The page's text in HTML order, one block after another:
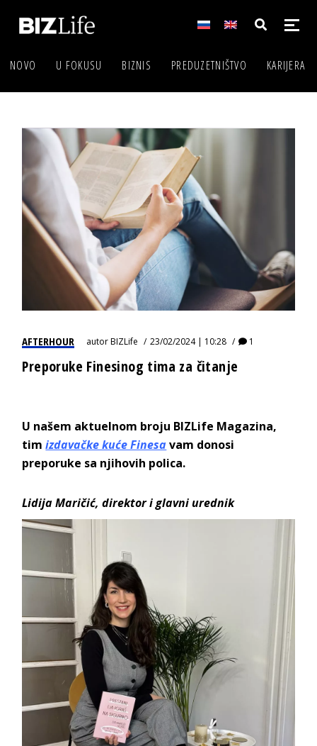
NOVO U FOKUSU BIZNIS PREDUZETNIŠTVO KARIJERA
AFTERHOUR autorBIZLife 23/02/2024 | 10:28 1
Preporuke Finesinog tima za čitanje
U našem aktuelnom broju BIZLife Magazina,
timizdavačke kuće Finesavam donosi
preporuke sa njihovih polica.
LidijaMaričić,direktor i glavni urednik